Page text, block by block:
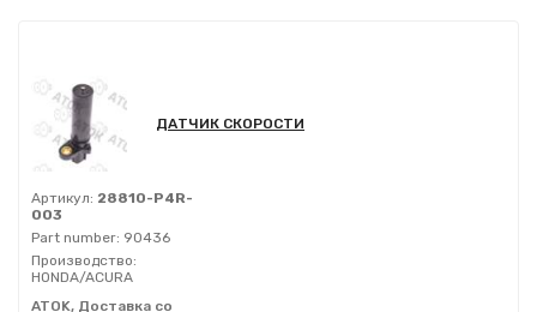
ДАТЧИК СКОРОСТИ
Артикул: 28810-P4R-
003
Part number: 90436
Производство:
HONDA/ACURA
ATOK, Доставка со